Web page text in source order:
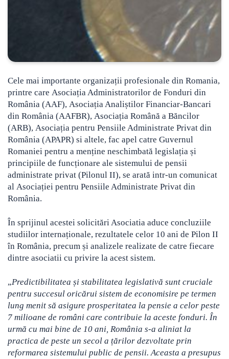
Cele mai importante organizații profesionale din Romania,
printre care Asociația Administratorilor de Fonduri din
România (AAF), Asociația Analiștilor Financiar-Bancari
din România (AAFBR), Asociația Română a Băncilor
(ARB), Asociația pentru Pensiile Administrate Privat din
România (APAPR) si altele, fac apel catre Guvernul
Romaniei pentru a menține neschimbată legislația și
principiile de funcționare ale sistemului de pensii
administrate privat (Pilonul II), se arată intr-un comunicat
al Asociației pentru Pensiile Administrate Privat din
România.
În sprijinul acestei solicitări Asociatia aduce concluziile
studiilor internaționale, rezultatele celor 10 ani de Pilon II
în România, precum și analizele realizate de catre fiecare
dintre asociatii cu privire la acest sistem.
„Predictibilitatea și stabilitatea legislativă sunt cruciale
pentru succesul oricărui sistem de economisire pe termen
lung menit să asigure prosperitatea la pensie a celor peste
7 milioane de români care contribuie la aceste fonduri. În
urmă cu mai bine de 10 ani, România s-a aliniat la
practica de peste un secol a țărilor dezvoltate prin
reformarea sistemului public de pensii. Aceasta a presupus